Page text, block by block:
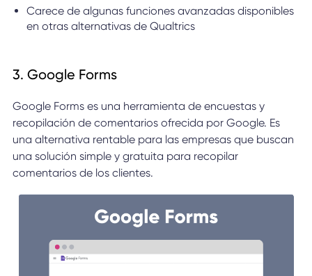
Carece de algunas funciones avanzadas disponibles
en otras alternativas de Qualtrics
3. Google Forms
Google Forms es una herramienta de encuestas y
recopilación de comentarios ofrecida por Google. Es
una alternativa rentable para las empresas que buscan
una solución simple y gratuita para recopilar
comentarios de los clientes.